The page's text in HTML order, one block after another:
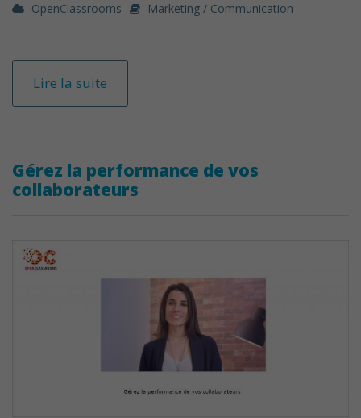
OpenClassrooms
Marketing / Communication
Lire la suite
Gérez la performance de vos
collaborateurs